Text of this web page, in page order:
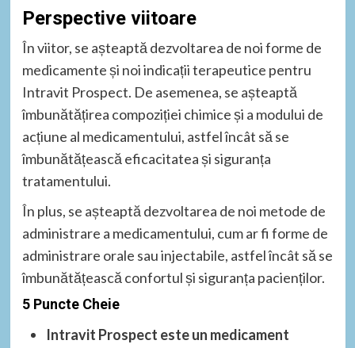
Perspective viitoare
În viitor, se așteaptă dezvoltarea de noi forme de
medicamente și noi indicații terapeutice pentru
Intravit Prospect. De asemenea, se așteaptă
îmbunătățirea compoziției chimice și a modului de
acțiune al medicamentului, astfel încât să se
îmbunătățească eficacitatea și siguranța
tratamentului.
În plus, se așteaptă dezvoltarea de noi metode de
administrare a medicamentului, cum ar fi forme de
administrare orale sau injectabile, astfel încât să se
îmbunătățească confortul și siguranța pacienților.
5 Puncte Cheie
Intravit Prospect este un medicament